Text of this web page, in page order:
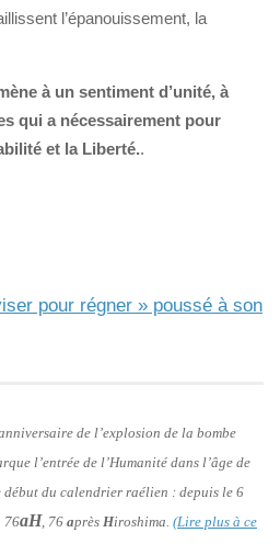
l’épanouissement, la
à un sentiment d’unité, à
qui a nécessairement pour
et la Liberté..
pour régner » poussé à son
de l’explosion de la bombe
l’entrée de l’Humanité dans l’âge de
début du calendrier raélien : depuis le 6
76aH , 76 après Hiroshima. (Lire plus à ce